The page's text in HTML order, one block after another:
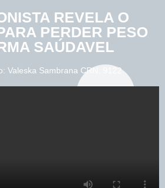
REVELA O
PERDER PESO
SAÚDAVEL
Valeska Sambrana CRN: 9122